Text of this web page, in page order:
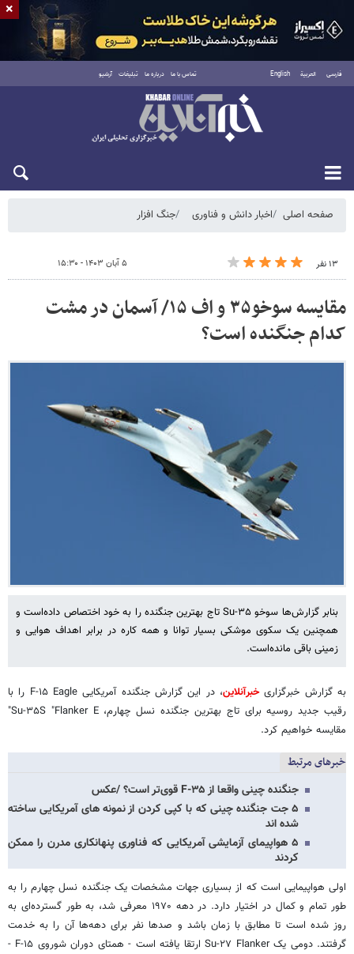
فارسی العربية English تماس با ما درباره ما تبلیغات آرشیو
شنبه ۱۷ مرداد ۱۴۰۵
صفحه اصلی اخبار دانش و فناوری جنگ افزار
۱۳ نفر ۵ آبان ۱۴۰۳ - ۱۵:۳۰
مقایسه سوخو۳۵ و اف ۱۵/ آسمان در مشت
کدام جنگنده است؟
بنابر گزارش‌ها سوخو Su-۳۵ تاج بهترین جنگنده را به خود اختصاص داده‌است و
همچنین یک سکوی موشکی بسیار توانا و همه کاره در برابر اهداف هوایی و
زمینی باقی مانده‌است.
به گزارش خبرگزاریخبرآنلاین
، در این گزارش جنگنده آمریکایی F-۱۵ Eagle را با
رقیب جدید روسیه برای تاج بهترین جنگنده نسل چهارم، Su-۳۵S "Flanker E"
مقایسه خواهیم کرد.
خبرهای مرتبط
جنگنده چینی واقعا از F-۳۵ قوی‌تر است؟ /عکس
۵ جت جنگنده چینی که با کپی کردن از نمونه های آمریکایی ساخته
شده اند
۵ هواپیمای آزمایشی آمریکایی که فناوری پنهانکاری مدرن را ممکن
کردند
اولی هواپیمایی است که از بسیاری جهات مشخصات یک جنگنده نسل چهارم را به
طور تمام و کمال در اختیار دارد. در دهه ۱۹۷۰ معرفی شد، به طور گسترده‌ای به
روز شده است تا مطابق با زمان باشد و صدها نفر برای دهه‌ها آن‌ را به خدمت
گرفتند. دومی یک Su-۲۷ Flanker ارتقا یافته است - همتای دوران شوروی F-۱۵ -
×